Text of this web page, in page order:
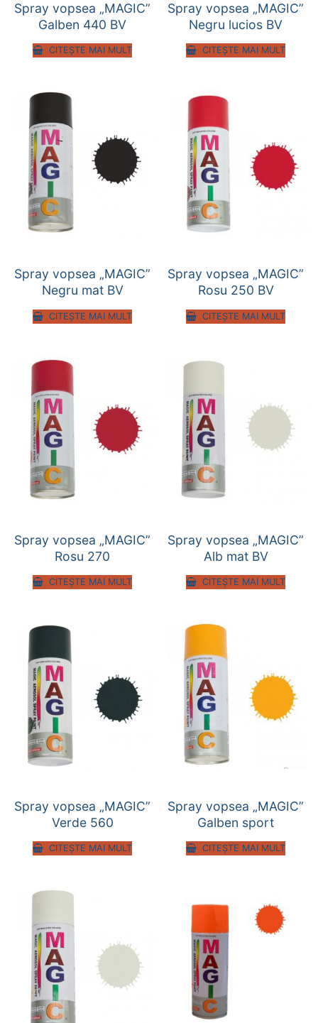
Spray vopsea „MAGIC”
Galben 440 BV
CITEȘTE MAI MULT
Spray vopsea „MAGIC”
Negru lucios BV
CITEȘTE MAI MULT
Spray vopsea „MAGIC”
Negru mat BV
CITEȘTE MAI MULT
Spray vopsea „MAGIC”
Rosu 250 BV
CITEȘTE MAI MULT
Spray vopsea „MAGIC”
Rosu 270
CITEȘTE MAI MULT
Spray vopsea „MAGIC”
Alb mat BV
CITEȘTE MAI MULT
Spray vopsea „MAGIC”
Verde 560
CITEȘTE MAI MULT
Spray vopsea „MAGIC”
Galben sport
CITEȘTE MAI MULT